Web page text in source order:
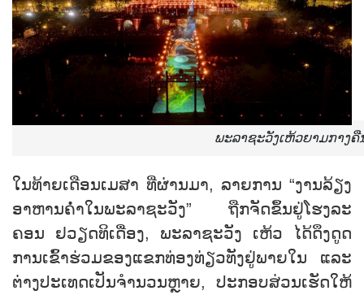
ພະ​ລາ​ຊະ​ວັງ​ເຫ້ວ​ຍາມ​ກາງ​ຄື
ໃນ​ທ້າຍ​ເດືອນ​ເມສາ ​ທີ່​ຜ່ານ​ມາ, ລາຍ​ການ “ງານລ້ຽງ​
ອາ​ຫານຄ່ຳໃນ​ພະ​ລາ​ຊະ​ວັງ” ​ຖືກ​ຈັດ​ຂຶ້ນ​ຢູ່​ໂຮງ​ລະ​
ຄອນ ຢ​ວຽດ​ທິ​ເດື​່ອງ, ພະ​ລາ​ຊະ​ວັງ ເຫ້ວ ໄດ້​ດຶ​ງ​ດູດ​
ການ​ເຂົ້າ​ຮ່ວມ​ຂອງ​ແຂກ​ທ່ອງ​ທ່ຽວ​ທັງ​ຢູ່​ພາຍ​ໃນ ແລະ
ຕ່າງ​ປະ​ເທດ​ເປັນ​ຈຳ​ນວນຫຼາຍ, ປະ​ກອບ​ສ່ວນເຮັດ​ໃຫ້​